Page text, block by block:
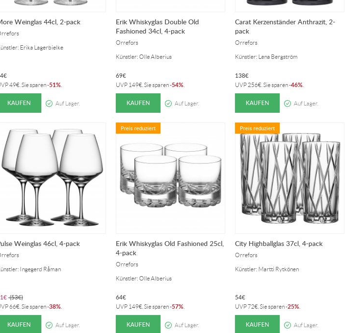
Weinglas 44cl, 2-pack
Erika Lagerbielke
€
49€ . Sie sparen-51%
KAUFEN Auf Lager.
Erik Whiskyglas Double Old
Fashioned 34cl, 4-pack
Orrefors
Künstler: Olle Alberius
69€
UVP 149€ . Sie sparen-54%
KAUFEN Auf Lager.
Carat Kerzenständer Anthrazit, 2-
pack
Orrefors
Künstler: Lena Bergström
138€
UVP 256€ . Sie sparen-46%
KAUFEN Auf Lager.
Weinglas 46cl, 4-pack
Ingegerd Råman
€(53€)
66€ . Sie sparen-38%
KAUFEN Auf Lager.
Preis reduziert
Erik Whiskyglas Old Fashioned 25cl,
4-pack
Orrefors
Künstler: Olle Alberius
64€
UVP 149€ . Sie sparen-57%
KAUFEN Auf Lager.
Preis reduziert
City Highballglas 37cl, 4-pack
Orrefors
Künstler: Martti Rytkönen
54€
UVP72€ . Sie sparen-25%
KAUFEN Auf Lager.